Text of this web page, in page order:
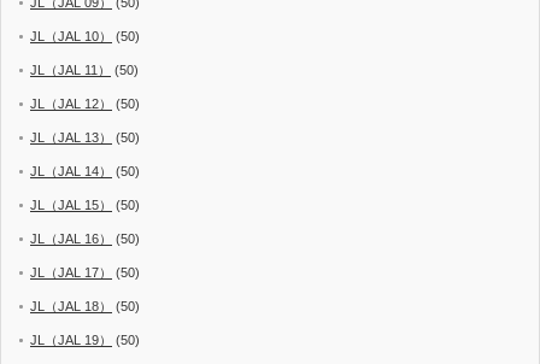
JL（JAL 10） (50)
JL（JAL 11） (50)
JL（JAL 12） (50)
JL（JAL 13） (50)
JL（JAL 14） (50)
JL（JAL 15） (50)
JL（JAL 16） (50)
JL（JAL 17） (50)
JL（JAL 18） (50)
JL（JAL 19） (50)